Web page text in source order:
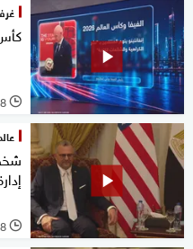
l
28
l
28